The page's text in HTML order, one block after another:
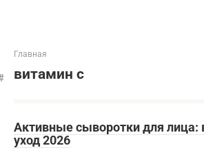
Главная
витамин c
Активные сыворотки для
уход 2026